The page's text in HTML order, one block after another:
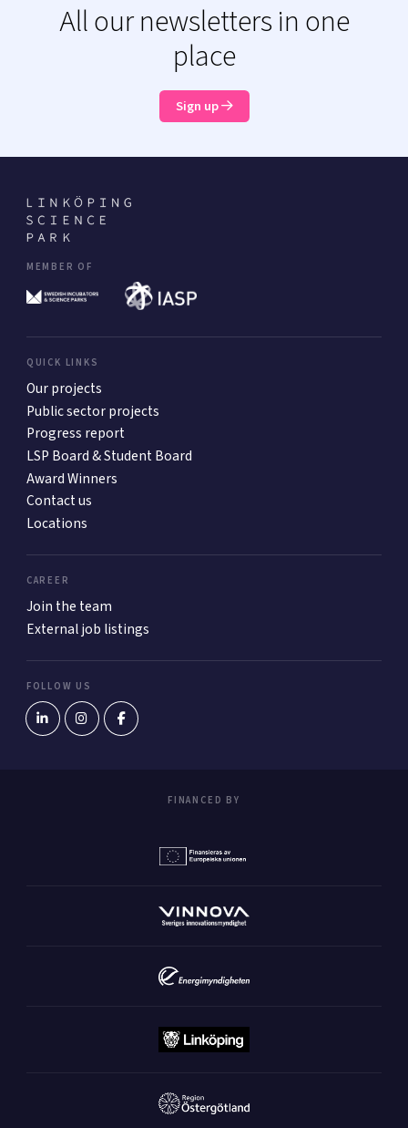
All our newsletters in one
place
Sign up
MEMBER OF
QUICK LINKS
Our projects
Public sector projects
Progress report
LSP Board & Student Board
Award Winners
Contact us
Locations
CAREER
Join the team
External job listings
FOLLOW US
FINANCED BY